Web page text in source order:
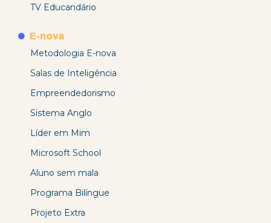
TV Educandário
E-nova
Metodologia E-nova
Salas de Inteligência
Empreendedorismo
Sistema Anglo
Líder em Mim
Microsoft School
Aluno sem mala
Programa Bilíngue
Projeto Extra